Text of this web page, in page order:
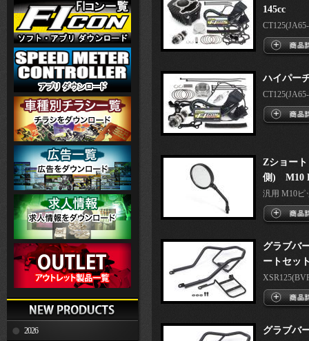
2026
145cc
ハイパー
Zショー
側) M10
汎用 M10ピ
グラブバ
ートセッ
グラブバ